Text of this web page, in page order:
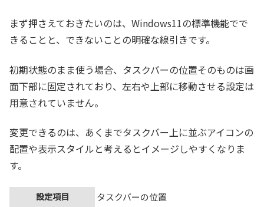
まず押さえておきたいのは、Windows11の標準機能でで
きることと、できないことの明確な線引きです。
初期状態のまま使う場合、タスクバーの位置そのものは画
面下部に固定されており、左右や上部に移動させる設定は
用意されていません。
変更できるのは、あくまでタスクバー上に並ぶアイコンの
配置や表示スタイルと考えるとイメージしやすくなりま
す。
設定項目 タスクバーの位置